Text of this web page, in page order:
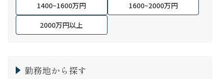
1400~1600万円
1600~2000万円
2000万円以上
勤務地から探す